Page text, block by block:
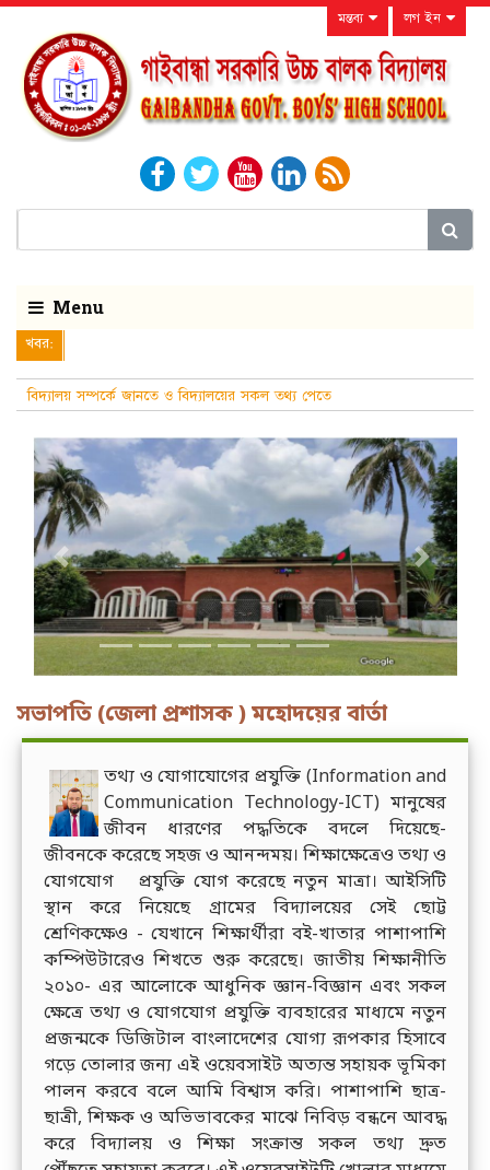
মন্তব্য লগ ইন
Menu
খবর:
বিদ্যালয় সম্পর্কে জানতে ও বিদ্যালয়ের সকল তথ্য পেতে
Previous Next
সভাপতি (জেলা প্রশাসক ) মহোদয়ের বার্তা
তথ্য ও যোগাযোগের প্রযুক্তি (Information and
Communication Technology-ICT) মানুষের
জীবন ধারণের পদ্ধতিকে বদলে দিয়েছে-
জীবনকে করেছে সহজ ও আনন্দময়। শিক্ষাক্ষেত্রেও তথ্য ও
যোগযোগ প্রযুক্তি যোগ করেছে নতুন মাত্রা। আইসিটি
স্থান করে নিয়েছে গ্রামের বিদ্যালয়ের সেই ছোট্ট
শ্রেণিকক্ষেও - যেখানে শিক্ষার্থীরা বই-খাতার পাশাপাশি
কম্পিউটারেও শিখতে শুরু করেছে। জাতীয় শিক্ষানীতি
২০১০- এর আলোকে আধুনিক জ্ঞান-বিজ্ঞান এবং সকল
ক্ষেত্রে তথ্য ও যোগযোগ প্রযুক্তি ব্যবহারের মাধ্যমে নতুন
প্রজন্মকে ডিজিটাল বাংলাদেশের যোগ্য রূপকার হিসাবে
গড়ে তোলার জন্য এই ওয়েবসাইট অত্যন্ত সহায়ক ভূমিকা
পালন করবে বলে আমি বিশ্বাস করি। পাশাপাশি ছাত্র-
ছাত্রী, শিক্ষক ও অভিভাবকের মাঝে নিবিড় বন্ধনে আবদ্ধ
করে বিদ্যালয় ও শিক্ষা সংক্রান্ত সকল তথ্য দ্রুত